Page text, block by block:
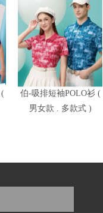
伯-吸排短袖POLO衫 (
男女款 . 多款式 )